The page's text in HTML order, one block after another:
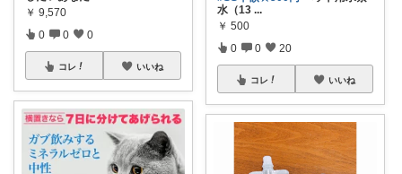
￥ 9,570
0 0 0
コレ いいね
水（13 ...
￥ 500
0 0 20
コレ いいね